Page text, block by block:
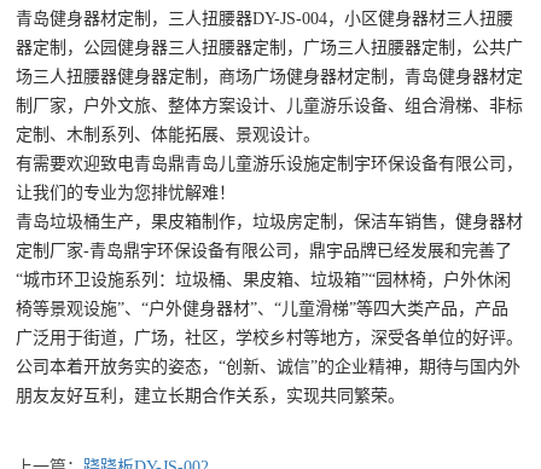
青岛健身器材定制，三人扭腰器DY-JS-004，小区健身器材三人扭腰
器定制，公园健身器三人扭腰器定制，广场三人扭腰器定制，公共广
场三人扭腰器健身器定制，商场广场健身器材定制，青岛健身器材定
制厂家，户外文旅、整体方案设计、儿童游乐设备、组合滑梯、非标
定制、木制系列、体能拓展、景观设计。
有需要欢迎致电青岛鼎青岛儿童游乐设施定制宇环保设备有限公司，
让我们的专业为您排忧解难！
青岛垃圾桶生产，果皮箱制作，垃圾房定制，保洁车销售，健身器材
定制厂家-青岛鼎宇环保设备有限公司，鼎宇品牌已经发展和完善了
“城市环卫设施系列：垃圾桶、果皮箱、垃圾箱”“园林椅，户外休闲
椅等景观设施”、“户外健身器材”、“儿童滑梯”等四大类产品，产品
广泛用于街道，广场，社区，学校乡村等地方，深受各单位的好评。
公司本着开放务实的姿态，“创新、诚信”的企业精神，期待与国内外
朋友友好互利，建立长期合作关系，实现共同繁荣。